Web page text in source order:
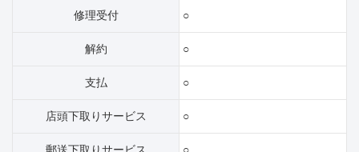
修理受付 ○
解約 ○
支払 ○
店頭下取りサービス ○